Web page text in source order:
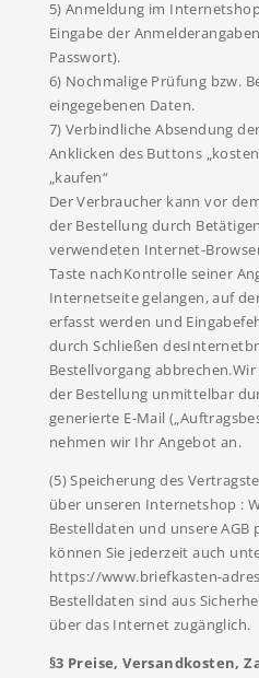
5) Anmeldung im
Eingabe der
Passwort).
6) Nochmalige Prüfung bzw.
eingegebenen Daten.
7) Verbindliche Absendung
Anklicken des Buttons
„kaufen“
Der Verbraucher kann vor
der Bestellung durch
verwendeten Internet-
Taste nachKontrolle seiner
Internetseite gelangen, auf
erfasst werden und
durch Schließen
Bestellvorgang
der Bestellung unmittelbar
generierte E-Mail
nehmen wir Ihr Angebot an.
(5) Speicherung des
über unseren Internetshop :
Bestelldaten und unsere AGB
können Sie jederzeit auch
https://www.briefkasten-
Bestelldaten sind aus
über das Internet zugänglich.
§3 Preise, Versandkosten,